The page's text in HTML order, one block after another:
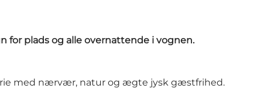
for plads og alle overnattende i vognen.
med nærvær, natur og ægte jysk gæstfrihed.